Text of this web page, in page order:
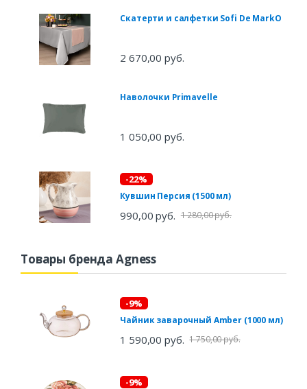
Скатерти и салфетки Sofi De MarkO
2 670,00 руб.
Наволочки Primavelle
1 050,00 руб.
-22%
Кувшин Персия (1500 мл)
990,00 руб. 1 280,00 руб.
Товары бренда Agness
-9%
Чайник заварочный Amber (1000 мл)
1 590,00 руб. 1 750,00 руб.
-9%